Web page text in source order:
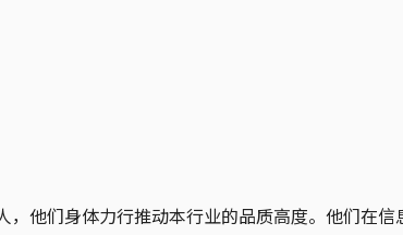
，他们身体力行推动本行业的品质高度。他们在